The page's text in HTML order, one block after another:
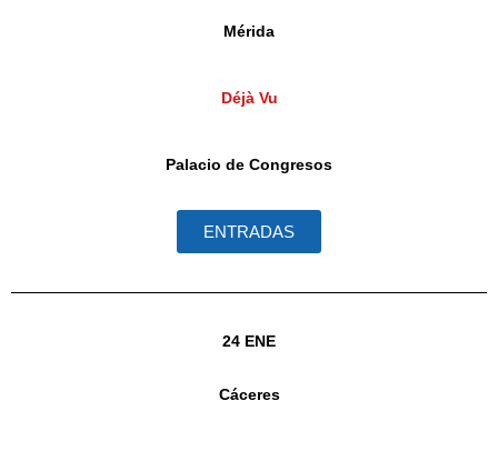
Mérida
Déjà Vu
Palacio de Congresos
ENTRADAS
24 ENE
Cáceres